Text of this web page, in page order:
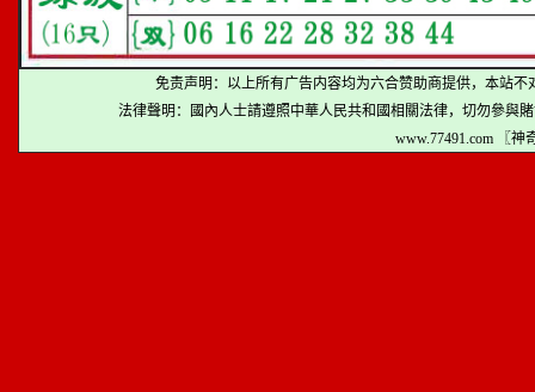
免责声明：以上所有广告内容均为六合赞助商提供，本站
法律聲明：國內人士請遵照中華人民共和國相關法律，切勿參與
www.77491.com 〖神